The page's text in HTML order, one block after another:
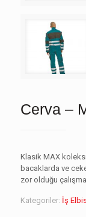
Cerva –
Klasik MAX
bacaklarda ve
zor olduğu
Kategoriler: İş